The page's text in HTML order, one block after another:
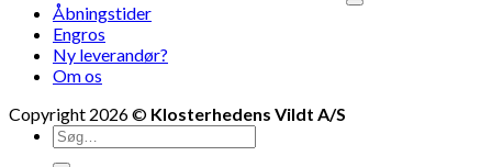
Åbningstider
Engros
Ny leverandør?
Om os
Copyright 2026 © Klosterhedens Vildt A/S
Søg
efter: